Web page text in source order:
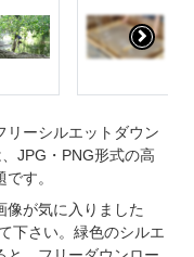
リーシルエットダウン
JPG・PNG形式の高
す。
像が気に入りました
下さい。緑色のシルエ